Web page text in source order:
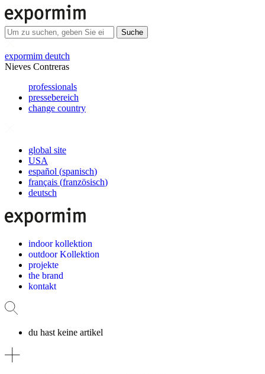
Suche
expormim deutch
Nieves Contreras
professionals
pressebereich
change country
global site
USA
español (spanisch)
français (französisch)
deutsch
indoor kollektion
outdoor Kollektion
projekte
the brand
kontakt
du hast keine artikel